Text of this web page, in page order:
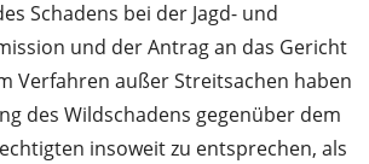
Schadens bei der Jagd- und
und der Antrag an das Gericht
Verfahren außer Streitsachen haben
des Wildschadens gegenüber dem
insoweit zu entsprechen, als